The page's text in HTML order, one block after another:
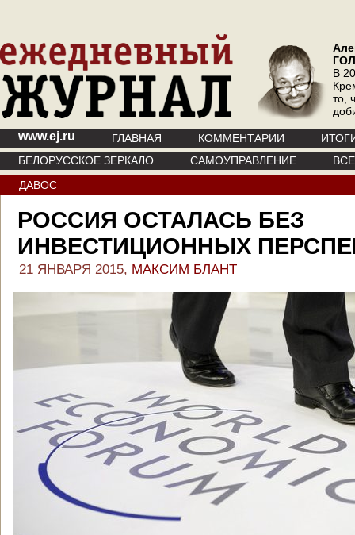
В
то,
www.ej.ru ГЛАВНАЯ КОММЕНТАРИИ
БЕЛОРУССКОЕ ЗЕРКАЛО
САМОУПРАВЛЕНИЕ
ДАВОС
РОССИЯ ОСТАЛАСЬ БЕЗ
ИНВЕСТИЦИОННЫХ
21 ЯНВАРЯ 2015, МАКСИМ БЛАНТ